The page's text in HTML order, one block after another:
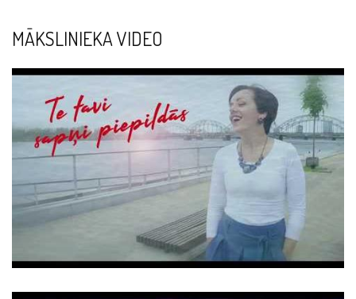
MĀKSLINIEKA VIDEO